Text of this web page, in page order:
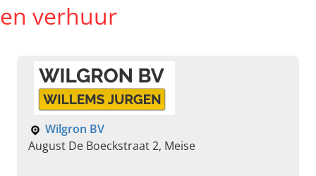
en verhuur
Wilgron BV
August De Boeckstraat 2, Meise